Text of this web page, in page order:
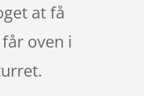
at få
oven i